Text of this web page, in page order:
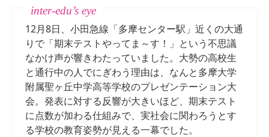
12月8日、小田急線「多摩センター駅」近くの大通
りで「期末テストやってま～す！」という不思議
なかけ声が響きわたっていました。大勢の高校生
と通行中の人でにぎわう理由は、なんと多摩大学
附属聖ヶ丘中学高等学校のプレゼンテーション大
会。発表に対する反響が大きいほど、期末テスト
に点数が加わる仕組みで、実社会に関わろうとす
る学校の教育姿勢が見える一幕でした。